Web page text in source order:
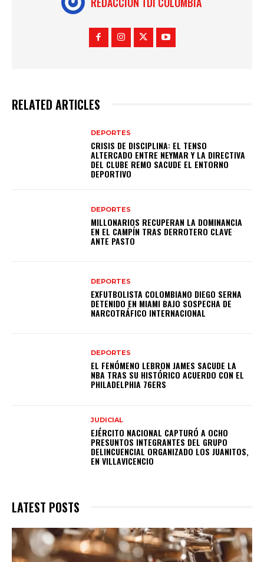
RELATED ARTICLES
DEPORTES
CRISIS DE DISCIPLINA: EL TENSO
ALTERCADO ENTRE NEYMAR Y LA DIRECTIVA
DEL CLUBE REMO SACUDE EL ENTORNO
DEPORTIVO
DEPORTES
MILLONARIOS RECUPERAN LA DOMINANCIA
EN EL CAMPÍN TRAS DERROTERO CLAVE
ANTE PASTO
DEPORTES
EXFUTBOLISTA COLOMBIANO DIEGO SERNA
DETENIDO EN MIAMI BAJO SOSPECHA DE
NARCOTRÁFICO INTERNACIONAL
DEPORTES
EL FENÓMENO LEBRON JAMES SACUDE LA
NBA TRAS SU HISTÓRICO ACUERDO CON EL
PHILADELPHIA 76ERS
JUDICIAL
EJÉRCITO NACIONAL CAPTURÓ A OCHO
PRESUNTOS INTEGRANTES DEL GRUPO
DELINCUENCIAL ORGANIZADO LOS JUANITOS,
EN VILLAVICENCIO
LATEST POSTS